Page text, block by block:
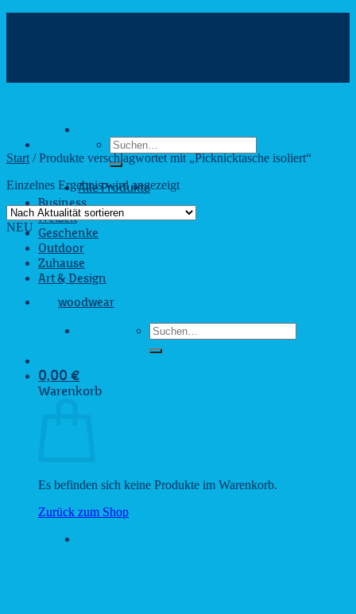
Suchen
nach:
Alle Produkte
Business
Freizeit
Geschenke
Outdoor
Zuhause
Art & Design
woodwear
Suchen
nach:
0,00 €
Warenkorb
Es befinden sich keine Produkte im Warenkorb.
Zurück zum Shop
Start /Produkte verschlagwortet mit „Picknicktasche isoliert“
Einzelnes Ergebnis wird angezeigt
NEU